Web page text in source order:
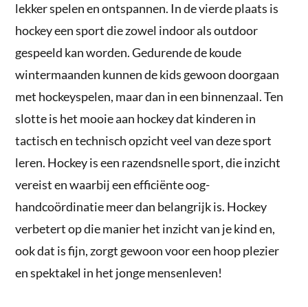
lekker spelen en ontspannen. In de vierde plaats is
hockey een sport die zowel indoor als outdoor
gespeeld kan worden. Gedurende de koude
wintermaanden kunnen de kids gewoon doorgaan
met hockeyspelen, maar dan in een binnenzaal. Ten
slotte is het mooie aan hockey dat kinderen in
tactisch en technisch opzicht veel van deze sport
leren. Hockey is een razendsnelle sport, die inzicht
vereist en waarbij een efficiënte oog-
handcoördinatie meer dan belangrijk is. Hockey
verbetert op die manier het inzicht van je kind en,
ook dat is fijn, zorgt gewoon voor een hoop plezier
en spektakel in het jonge mensenleven!